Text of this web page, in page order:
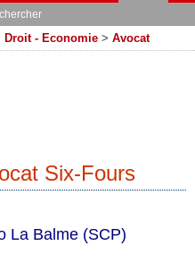
Droit - Economie > Avocat
Six-Fours
La Balme (SCP)